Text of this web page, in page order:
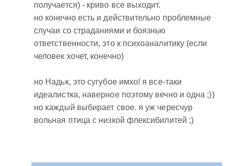
получается) - криво все выходит.
но конечно есть и действительно проблемные
случаи со страданиями и боязнью
ответственности, это к психоаналитику (если
человек хочет, конечно)
но Надьк, это сугубое имхо! я все-таки
идеалистка, наверное поэтому вечно и одна ;))
но каждый выбирает свое. я уж чересчур
вольная птица с низкой флексибилитей ;)